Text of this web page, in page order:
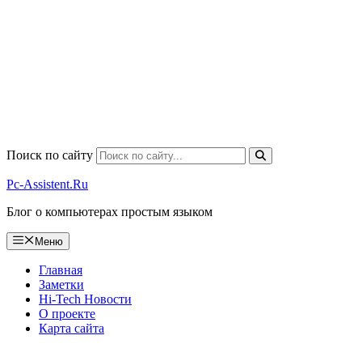
Поиск по сайту
Pc-Assistent.Ru
Блог о компьютерах простым языком
Меню
Главная
Заметки
Hi-Tech Новости
О проекте
Карта сайта